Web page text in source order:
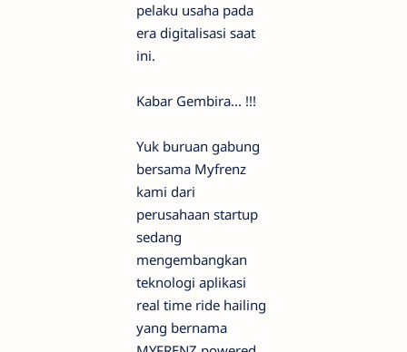
pelaku usaha pada
era digitalisasi saat
ini.
Kabar Gembira... !!!
Yuk buruan gabung
bersama Myfrenz
kami dari
perusahaan startup
sedang
mengembangkan
teknologi aplikasi
real time ride hailing
yang bernama